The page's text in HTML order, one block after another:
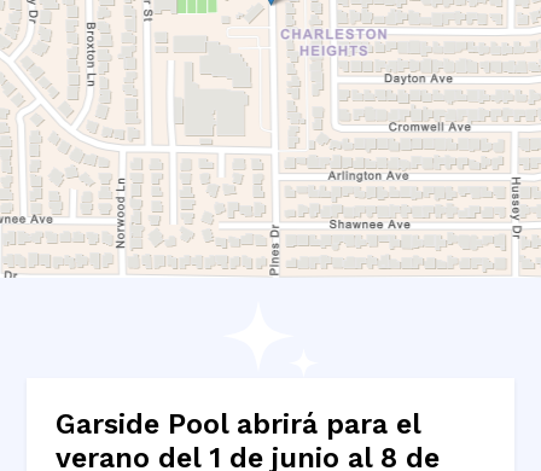
Garside Pool abrirá para el
verano del 1 de junio al 8 de